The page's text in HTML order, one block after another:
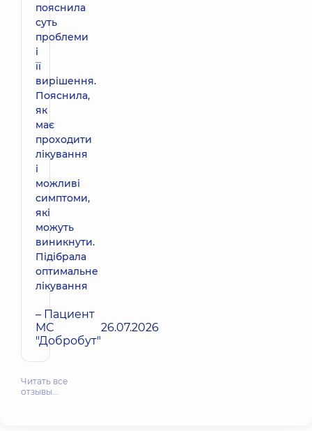
пояснила
суть
проблеми
і
її
вирішення.
Пояснила,
як
має
проходити
лікування
і
можливі
симптоми,
які
можуть
виникнути.
Підібрала
оптимальне
лікування
– Пациент
МС
"Добробут"
26.07.2026
Читать все
отзывы…